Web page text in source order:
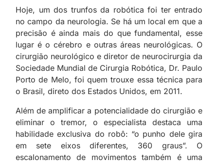
Hoje, um dos trunfos da robótica foi ter entrado
no campo da neurologia. Se há um local em que a
precisão é ainda mais do que fundamental, esse
lugar é o cérebro e outras áreas neurológicas. O
cirurgião neurológico e diretor de neurocirurgia da
Sociedade Mundial de Cirurgia Robótica, Dr. Paulo
Porto de Melo, foi quem trouxe essa técnica para
o Brasil, direto dos Estados Unidos, em 2011.
Além de amplificar a potencialidade do cirurgião e
eliminar o tremor, o especialista destaca uma
habilidade exclusiva do robô: “o punho dele gira
em sete eixos diferentes, 360 graus”. O
escalonamento de movimentos também é uma